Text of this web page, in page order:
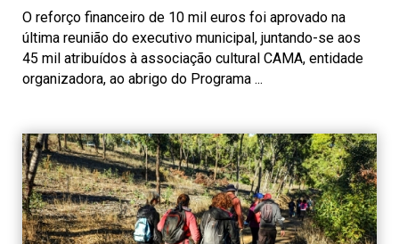
O reforço financeiro de 10 mil euros foi aprovado na
última reunião do executivo municipal, juntando-se aos
45 mil atribuídos à associação cultural CAMA, entidade
organizadora, ao abrigo do Programa ...